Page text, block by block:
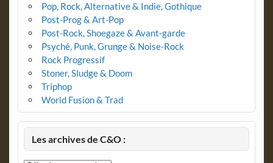
Pop, Rock, Alternative & Indie, Gothique
Post-Prog & Art-Pop
Post-Rock, Shoegaze & Avant-garde
Psyché, Punk, Grunge & Noise-Rock
Rock Progressif
Stoner, Sludge & Doom
Triphop
World Fusion & Trad
Les archives de C&O :